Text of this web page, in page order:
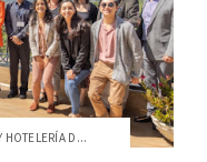
HOTELERÍA D...